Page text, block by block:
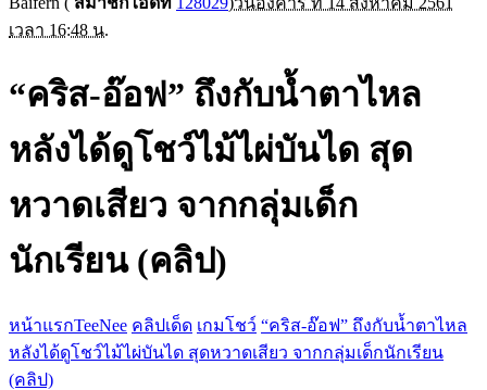
เวลา 16:48 น.
“คริส-อ๊อฟ” ถึงกับน้ำตาไหล
หลังได้ดูโชว์ไม้ไผ่บันได สุด
หวาดเสียว จากกลุ่มเด็ก
นักเรียน (คลิป)
หน้าแรกTeeNee คลิปเด็ด เกมโชว์ “คริส-อ๊อฟ” ถึงกับน้ำตาไหล
หลังได้ดูโชว์ไม้ไผ่บันได สุดหวาดเสียว จากกลุ่มเด็กนักเรียน
(คลิป)